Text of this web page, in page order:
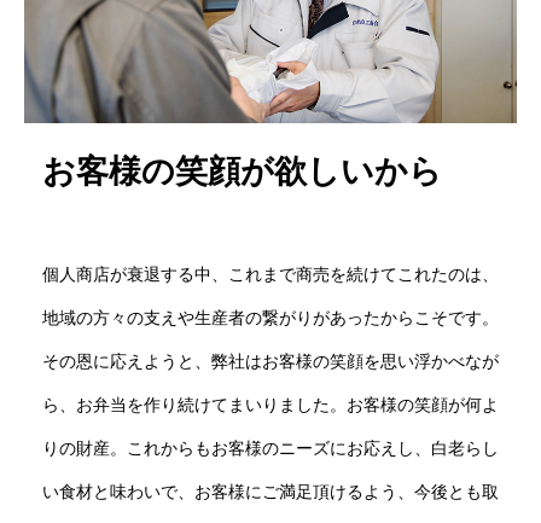
お客様の笑顔が欲しいから
個人商店が衰退する中、これまで商売を続けてこれたのは、
地域の方々の支えや生産者の繋がりがあったからこそです。
その恩に応えようと、弊社はお客様の笑顔を思い浮かべなが
ら、お弁当を作り続けてまいりました。お客様の笑顔が何よ
りの財産。これからもお客様のニーズにお応えし、白老らし
い食材と味わいで、お客様にご満足頂けるよう、今後とも取